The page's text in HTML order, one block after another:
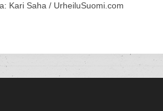
Kari Saha / UrheiluSuomi.com